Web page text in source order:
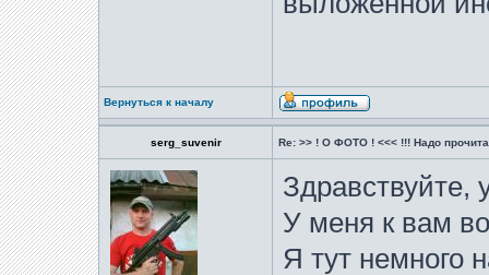
Вернуться к началу
serg_suvenir Re: >> ! О ФОТО ! <<< !!! Надо
Здравствуйте,
У меня к вам
Я тут немного